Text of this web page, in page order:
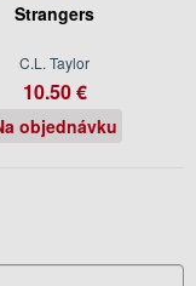
Strangers
C.L. Taylor
10.50 €
objednávku